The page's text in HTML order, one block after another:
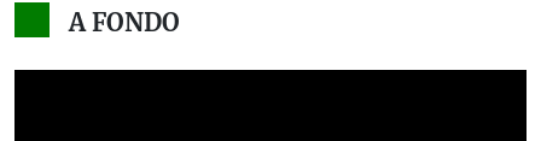
A FONDO